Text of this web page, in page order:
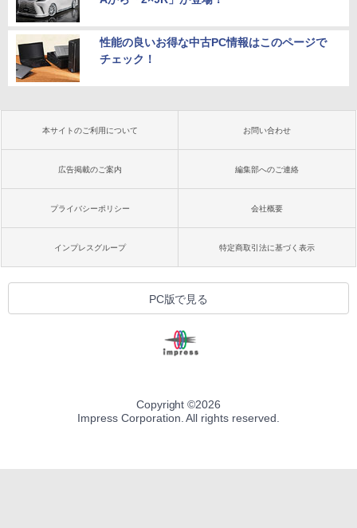
性能の良いお得な中古PC情報はこのページで
チェック！
本サイトのご利用について お問い合わせ
広告掲載のご案内 編集部へのご連絡
プライバシーポリシー 会社概要
インプレスグループ 特定商取引法に基づく表示
PC版で見る
Copyright ©2026
Impress Corporation. All rights reserved.